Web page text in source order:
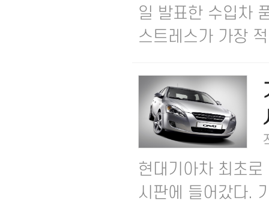
일 발표한 수입차
스트레스가 가장
현대기아차 최초
시판에 들어갔다.